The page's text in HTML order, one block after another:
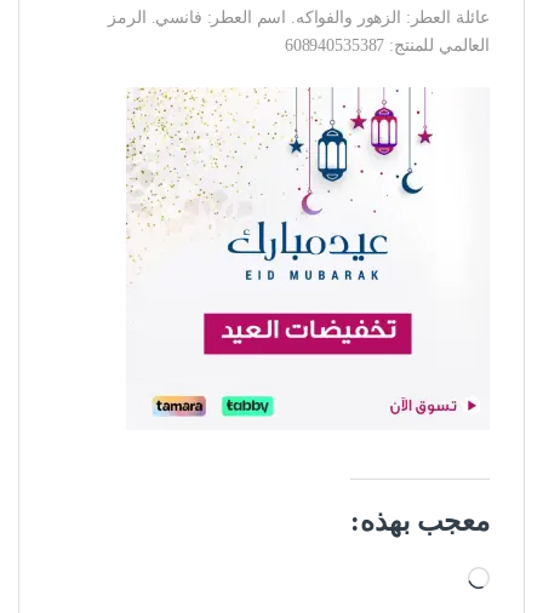
عائلة العطر: الزهور والفواكه. اسم العطر: فانسي. الرمز
العالمي للمنتج: 608940535387
معجب بهذه:
جاري التحميل…